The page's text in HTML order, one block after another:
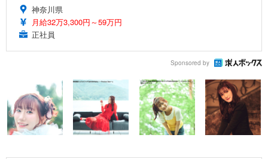
神奈川県
月給32万3,300円～59万円
正社員
Sponsored by